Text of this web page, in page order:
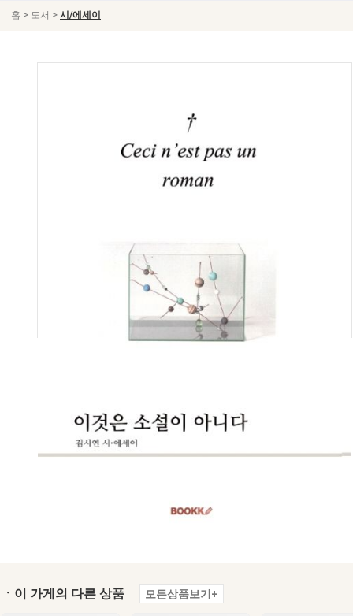
홈 > 도서 > 시/에세이
ㆍ이 가게의 다른 상품 모든상품보기+